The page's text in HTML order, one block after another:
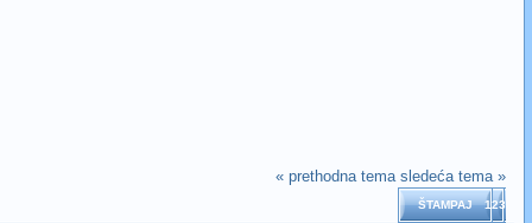
« prethodna tema sledeća tema »
ŠTAMPAJ 123